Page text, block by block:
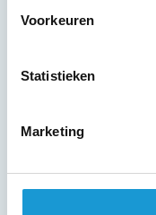
Voorkeuren
Statistieken
Marketing